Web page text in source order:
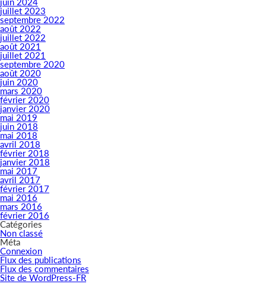
juillet 2023
septembre 2022
août 2022
juillet 2022
août 2021
juillet 2021
septembre 2020
août 2020
juin 2020
mars 2020
février 2020
janvier 2020
mai 2019
juin 2018
mai 2018
avril 2018
février 2018
janvier 2018
mai 2017
avril 2017
février 2017
mai 2016
mars 2016
février 2016
Catégories
Non classé
Méta
Connexion
Flux des publications
Flux des commentaires
Site de WordPress-FR